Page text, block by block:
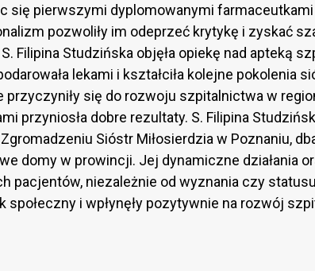
się pierwszymi dyplomowanymi
pozwoliły im odeprzeć krytykę i zyskać
Filipina Studzińska objęła opiekę nad apteką
lekami i kształciła kolejne pokolenia
przyczyniły się do rozwoju szpitalnictwa w
przyniosła dobre rezultaty. S. Filipina
Sióstr Miłosierdzia w Poznaniu,
domy w prowincji. Jej dynamiczne działania
pacjentów, niezależnie od wyznania czy
społeczny i wpłynęły pozytywnie na rozwój